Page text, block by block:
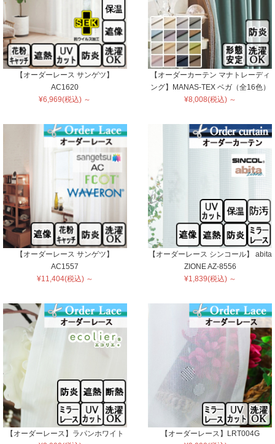
【オーダーレース サンゲツ】
AC1620
¥6,969(税込) ～
【オーダーカーテン マナトレーディ
ング】MANAS-TEX ベガ（全16色）
¥8,008(税込) ～
【オーダーレース サンゲツ】
AC1557
¥11,404(税込) ～
【オーダーレース シンコール】 abita
ZIONE AZ-8556
¥1,839(税込) ～
【オーダーレース】ラパンホワイト
【オーダーレース】LRT004G